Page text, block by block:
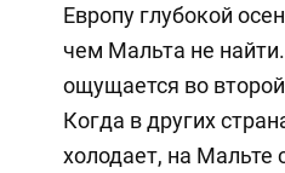
Европу глубокой
чем Мальта не
ощущается во
Когда в других
холодает, на Мальте